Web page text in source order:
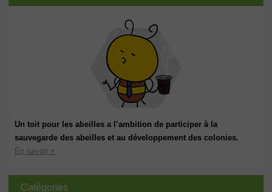
Un toit pour les abeilles a l’ambition de participer à la
sauvegarde des abeilles et au développement des colonies.
En savoir +
Catégories